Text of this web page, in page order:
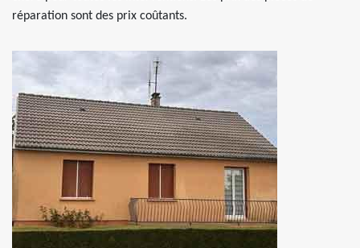
réparation sont des prix coûtants.